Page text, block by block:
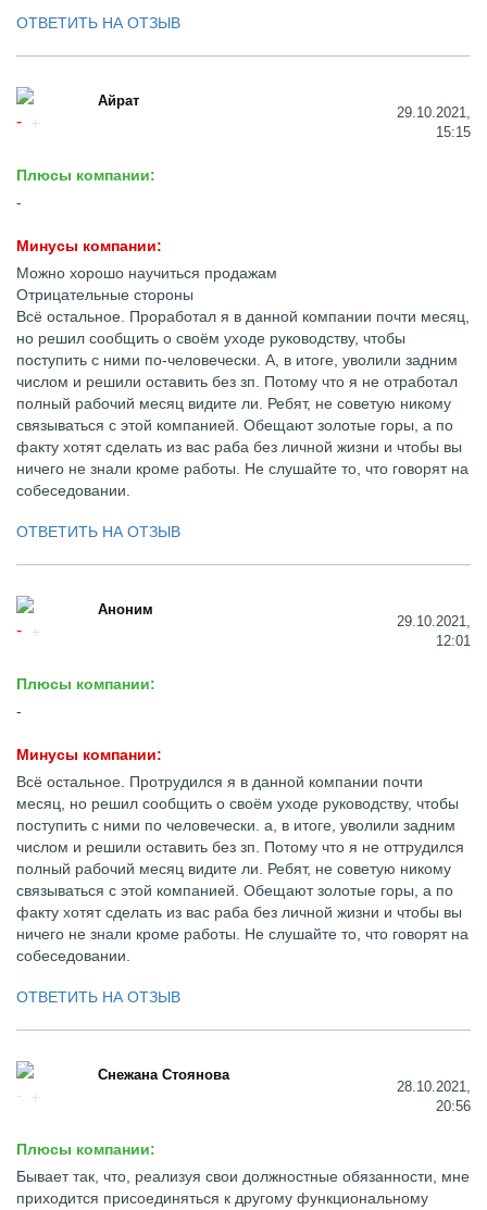
ОТВЕТИТЬ НА ОТЗЫВ
Айрат
29.10.2021,
15:15
Плюсы компании:
-
Минусы компании:
Можно хорошо научиться продажам
Отрицательные стороны
Всё остальное. Проработал я в данной компании почти месяц,
но решил сообщить о своём уходе руководству, чтобы
поступить с ними по-человечески. А, в итоге, уволили задним
числом и решили оставить без зп. Потому что я не отработал
полный рабочий месяц видите ли. Ребят, не советую никому
связываться с этой компанией. Обещают золотые горы, а по
факту хотят сделать из вас раба без личной жизни и чтобы вы
ничего не знали кроме работы. Не слушайте то, что говорят на
собеседовании.
ОТВЕТИТЬ НА ОТЗЫВ
Аноним
29.10.2021,
12:01
Плюсы компании:
-
Минусы компании:
Всё остальное. Протрудился я в данной компании почти
месяц, но решил сообщить о своём уходе руководству, чтобы
поступить с ними по человечески. а, в итоге, уволили задним
числом и решили оставить без зп. Потому что я не оттрудился
полный рабочий месяц видите ли. Ребят, не советую никому
связываться с этой компанией. Обещают золотые горы, а по
факту хотят сделать из вас раба без личной жизни и чтобы вы
ничего не знали кроме работы. Не слушайте то, что говорят на
собеседовании.
ОТВЕТИТЬ НА ОТЗЫВ
Снежана Стоянова
28.10.2021,
20:56
Плюсы компании:
Бывает так, что, реализуя свои должностные обязанности, мне
приходится присоединяться к другому функциональному